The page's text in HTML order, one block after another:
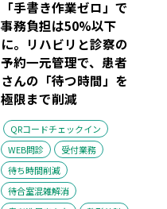
「手書き作業ゼロ」で
事務負担は50%以下
に。リハビリと診察の
予約一元管理で、患者
さんの「待つ時間」を
極限まで削減
QRコードチェックイン
WEB問診
受付業務
待ち時間削減
待合室混雑解消